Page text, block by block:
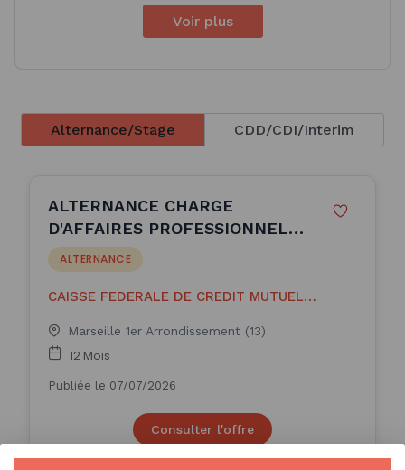
Voir plus
Alternance/Stage CDD/CDI/Interim
ALTERNANCE CHARGE
D'AFFAIRES PROFESSIONNELS
(H/F)
ALTERNANCE
CAISSE FEDERALE DE CREDIT MUTUEL
Marseille 1er Arrondissement (13)
12 Mois
Publiée le 07/07/2026
Consulter l'offre